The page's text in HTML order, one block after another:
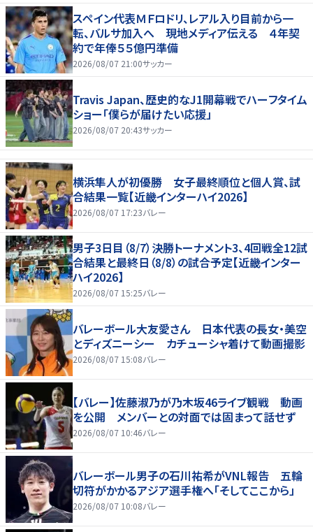
スペイン代表ＭＦロドリ、レアル入り目前から一
転、バルサ加入へ 現地メディア伝える ４年契
約で年俸５５億円準備
2026/08/07 21:00サッカー
Travis Japan、歴史的なJ1開幕戦でハーフタイム
ショー「僕らが届けたい応援」
2026/08/07 20:43サッカー
横浜隼人が初優勝 女子最終順位と個人賞、試
合結果一覧【近畿インターハイ2026】
2026/08/07 17:23バレー
男子3日目（8/7）決勝トーナメント3、4回戦全12試
合結果と最終日（8/8）の試合予定【近畿インター
ハイ2026】
2026/08/07 15:25バレー
バレーボール大友愛さん 日本代表の長女・美空
とディズニーシー カチューシャ着けて動画撮影
2026/08/07 15:08バレー
【バレー】佐藤淑乃が乃木坂46ライブ観戦 動画
を公開 メンバーとの対面では固まって話せず
2026/08/07 10:46バレー
バレーボール男子の石川祐希がVNL報告 五輪
切符がかかるアジア選手権へ「そしてここから」
2026/08/07 10:08バレー